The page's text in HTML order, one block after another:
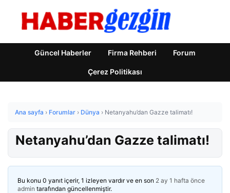
Güncel Haberler Firma Rehberi Forum
Çerez Politikası
Ana sayfa › Forumlar › Dünya › Netanyahu’dan Gazze talimatı!
Netanyahu’dan Gazze talimatı!
Bu konu 0 yanıt içerir, 1 izleyen vardır ve en son 2 ay 1 hafta önce
admin tarafından güncellenmiştir.